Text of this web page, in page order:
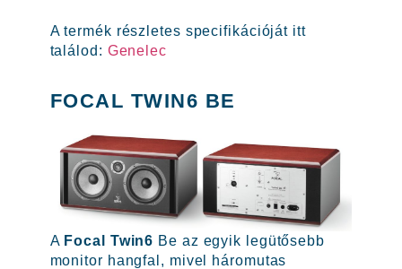
A termék részletes specifikációját itt
találod: Genelec
FOCAL TWIN6 BE
A Focal Twin6 Be az egyik legütősebb
monitor hangfal, mivel háromutas